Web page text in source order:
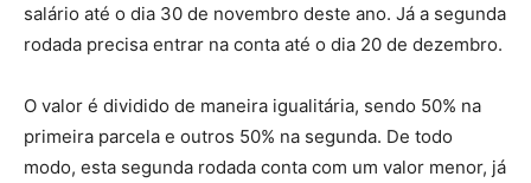
salário até o dia 30 de novembro deste ano. Já a segunda
rodada precisa entrar na conta até o dia 20 de dezembro.
O valor é dividido de maneira igualitária, sendo 50% na
primeira parcela e outros 50% na segunda. De todo
modo, esta segunda rodada conta com um valor menor, já